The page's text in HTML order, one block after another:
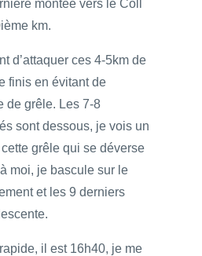
montée vers le Coll
km.
d’attaquer ces 4-5km de
finis en évitant de
de grêle. Les 7-8
sont dessous, je vois un
grêle qui se déverse
moi, je bascule sur le
et les 9 derniers
il est 16h40, je me